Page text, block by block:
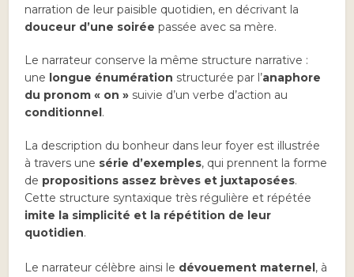
narration de leur paisible quotidien, en décrivant la
douceur d’une soirée passée avec sa mère.
Le narrateur conserve la même structure narrative :
une longue énumération structurée par l’anaphore
du pronom « on » suivie d’un verbe d’action au
conditionnel.
La description du bonheur dans leur foyer est illustrée
à travers une série d’exemples, qui prennent la forme
de propositions assez brèves et juxtaposées.
Cette structure syntaxique très régulière et répétée
imite la simplicité et la répétition de leur
quotidien.
Le narrateur célèbre ainsi le dévouement maternel, à